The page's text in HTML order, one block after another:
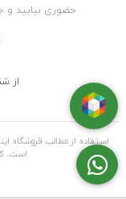
حضوری بیایید و
از
استفاده از مطالب فروشگاه
است.